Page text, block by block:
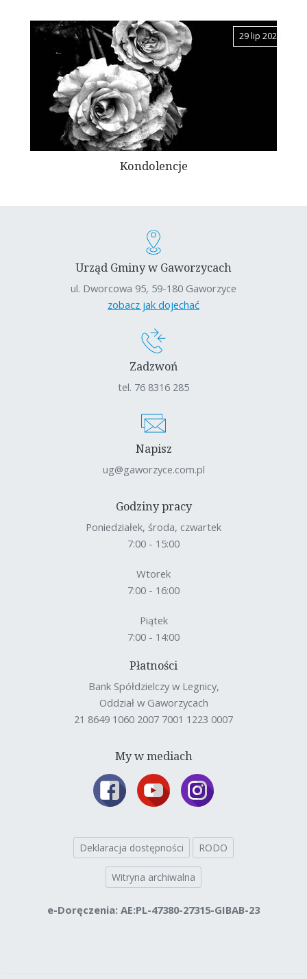
29 lip 2026
Kondolencje
Urząd Gminy w Gaworzycach
ul. Dworcowa 95, 59-180 Gaworzyce
zobacz jak dojechać
Zadzwoń
tel. 76 8316 285
Napisz
ug@gaworzyce.com.pl
Godziny pracy
Poniedziałek, środa, czwartek
7:00 - 15:00
Wtorek
7:00 - 16:00
Piątek
7:00 - 14:00
Płatności
Bank Spółdzielczy w Legnicy,
Oddział w Gaworzycach
21 8649 1060 2007 7001 1223 0007
My w mediach
Deklaracja dostępności RODO
Witryna archiwalna
e-Doręczenia: AE:PL-47380-27315-GIBAB-23